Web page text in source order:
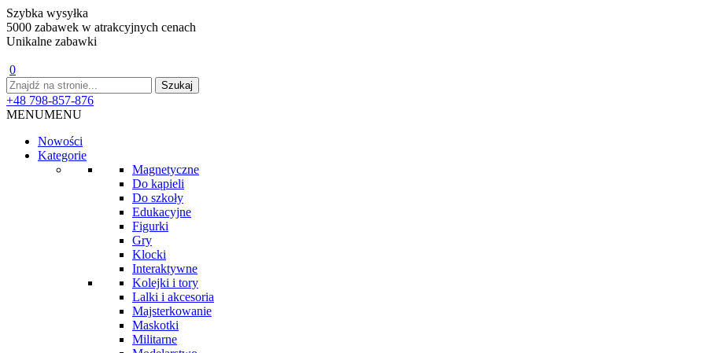
Szybka wysyłka
5000 zabawek w atrakcyjnych cenach
Unikalne zabawki
0
+48 798-857-876
MENUMENU
Nowości
Kategorie
Magnetyczne
Do kąpieli
Do szkoły
Edukacyjne
Figurki
Gry
Klocki
Interaktywne
Kolejki i tory
Lalki i akcesoria
Majsterkowanie
Maskotki
Militarne